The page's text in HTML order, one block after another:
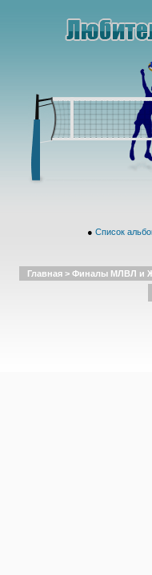
● Список
Главная > Финалы МЛВЛ и